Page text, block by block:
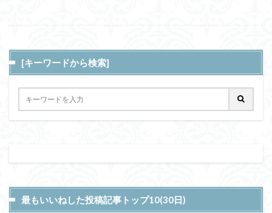
[キーワードから検索]
最もいいねした投稿記事トップ10(30日)